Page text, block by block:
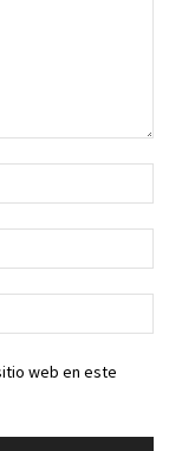
web:
web en este